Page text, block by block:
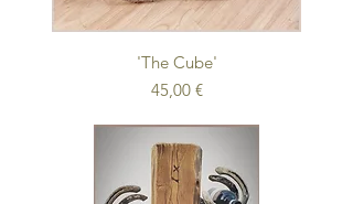
'The Cube'
Preis
45,00 €